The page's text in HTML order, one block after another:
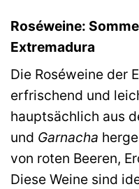
Roséweine:
Extremadura
Die Roséweine der
erfrischend und
hauptsächlich aus
und Garnacha
von roten Beeren,
Diese Weine sind